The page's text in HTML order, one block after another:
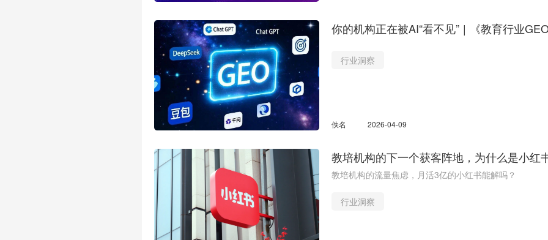
你的机构正在被AI“看不见” | 《教育行业
行业洞察
佚名 2026-04-09
教培机构的下一个获客阵地，为什么是小红
教培机构的流量焦虑，月活3亿的小红书能解吗？
行业洞察